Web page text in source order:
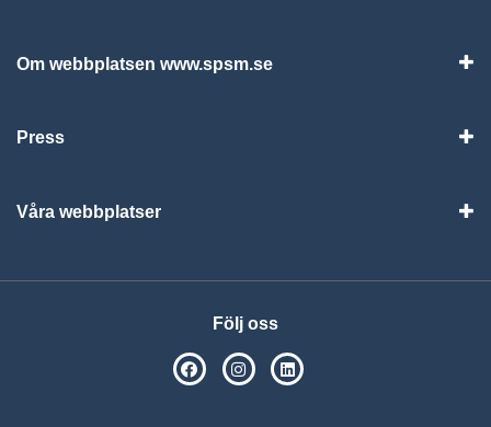
Om webbplatsen www.spsm.se
Press
Våra webbplatser
Följ oss
SPSM på Facebook
SPSM på Instagram